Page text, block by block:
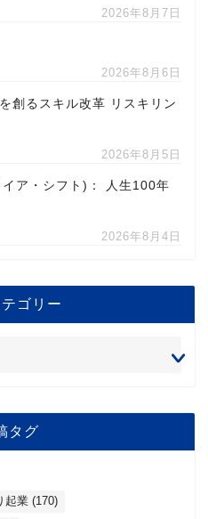
2026年8月7日
2026年8月6日
創るスキル改革 リスキリン
2026年8月5日
ア・シフト)： 人生100年
2026年8月4日
ゴリー
タグ
起業 (170)